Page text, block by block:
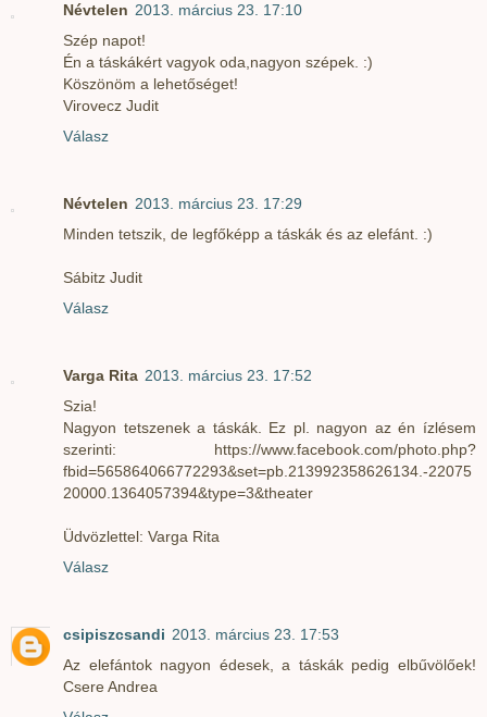
Névtelen 2013. március 23. 17:10
Szép napot!
Én a táskákért vagyok oda,nagyon szépek. :)
Köszönöm a lehetőséget!
Virovecz Judit
Válasz
Névtelen 2013. március 23. 17:29
Minden tetszik, de legfőképp a táskák és az elefánt. :)
Sábitz Judit
Válasz
Varga Rita 2013. március 23. 17:52
Szia!
Nagyon tetszenek a táskák. Ez pl. nagyon az én ízlésem
szerinti: https://www.facebook.com/photo.php?
fbid=565864066772293&set=pb.213992358626134.-22075
20000.1364057394&type=3&theater
Üdvözlettel: Varga Rita
Válasz
csipiszcsandi 2013. március 23. 17:53
Az elefántok nagyon édesek, a táskák pedig elbűvölőek!
Csere Andrea